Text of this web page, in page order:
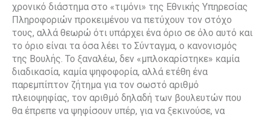
χρονικό διάστημα στο «τιμόνι» της Εθνικής Υπηρεσίας
Πληροφοριών προκειμένου να πετύχουν τον στόχο
τους, αλλά θεωρώ ότι υπάρχει ένα όριο σε όλο αυτό και
το όριο είναι τα όσα λέει το Σύνταγμα, ο κανονισμός
της Βουλής. Το ξαναλέω, δεν «μπλοκαρίστηκε» καμία
διαδικασία, καμία ψηφοφορία, αλλά ετέθη ένα
παρεμπίπτον ζήτημα για τον σωστό αριθμό
πλειοψηφίας, τον αριθμό δηλαδή των βουλευτών που
θα έπρεπε να ψηφίσουν υπέρ, για να ξεκινούσε, να